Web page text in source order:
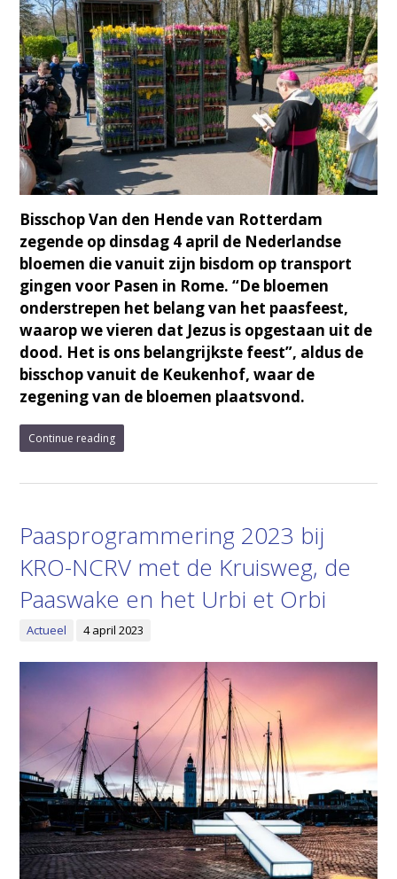
Bisschop Van den Hende van Rotterdam
zegende op dinsdag 4 april de Nederlandse
bloemen die vanuit zijn bisdom op transport
gingen voor Pasen in Rome. “De bloemen
onderstrepen het belang van het paasfeest,
waarop we vieren dat Jezus is opgestaan uit de
dood. Het is ons belangrijkste feest”, aldus de
bisschop vanuit de Keukenhof, waar de
zegening van de bloemen plaatsvond.
Continue reading
Paasprogrammering 2023 bij
KRO-NCRV met de Kruisweg, de
Paaswake en het Urbi et Orbi
Actueel 4 april 2023